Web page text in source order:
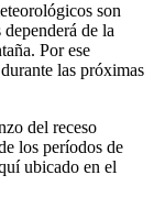
son
de la
Por ese
las próximas
del receso
los períodos de
ubicado en el